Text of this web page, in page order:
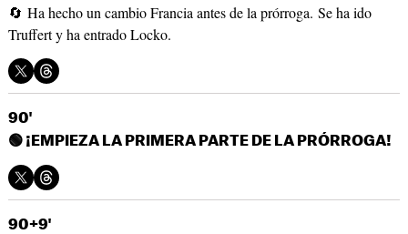
🔄 Ha hecho un cambio Francia antes de la prórroga. Se ha ido
Truffert y ha entrado Locko.
90'
🟢 ¡EMPIEZA LA PRIMERA PARTE DE LA PRÓRROGA!
90+9'